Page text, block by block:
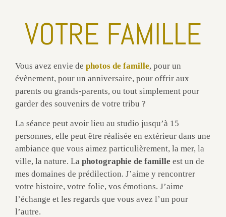
VOTRE FAMILLE
Vous avez envie de photos de famille, pour un
évènement, pour un anniversaire, pour offrir aux
parents ou grands-parents, ou tout simplement pour
garder des souvenirs de votre tribu ?
La séance peut avoir lieu au studio jusqu’à 15
personnes, elle peut être réalisée en extérieur dans une
ambiance que vous aimez particulièrement, la mer, la
ville, la nature. La photographie de famille est un de
mes domaines de prédilection. J’aime y rencontrer
votre histoire, votre folie, vos émotions. J’aime
l’échange et les regards que vous avez l’un pour
l’autre.